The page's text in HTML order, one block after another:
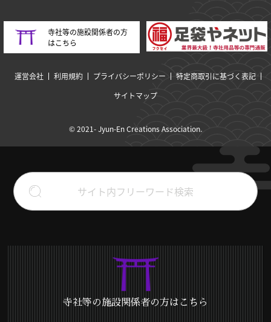
寺社等の施設関係者の方
はこちら
運営会社 利用規約 プライバシーポリシー
特定商取引に基づく表記
サイトマップ
© 2021- Jyun-En Creations Association.
寺社等の施設関係者の方はこちら